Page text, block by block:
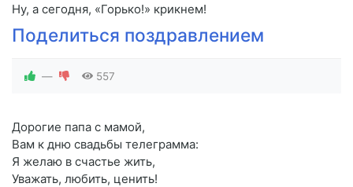
Ну, а сегодня, «Горько!» крикнем!
Поделиться поздравлением
— 557
Дорогие папа с мамой,
Вам к дню свадьбы телеграмма:
Я желаю в счастье жить,
Уважать, любить, ценить!